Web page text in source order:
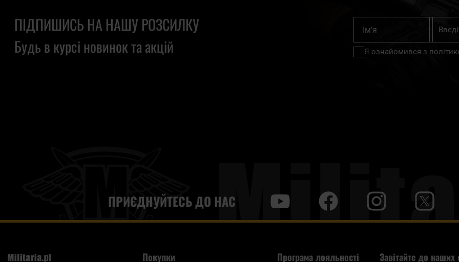
ПІДПИШИСЬ НА НАШУ РОЗСИЛКУ
Будь в курсі новинок та акцій
нашу
розсилку
Я ознайомився з
ПРИЄДНУЙТЕСЬ ДО НАС
Покупки Програма лояльності
Завітайте до наших